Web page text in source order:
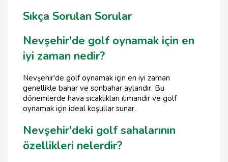
Sıkça Sorulan Sorular
Nevşehir'de golf oynamak için en
iyi zaman nedir?
Nevşehir'de golf oynamak için en iyi zaman
genellikle bahar ve sonbahar aylarıdır. Bu
dönemlerde hava sıcaklıkları ılımandır ve golf
oynamak için ideal koşullar sunar.
Nevşehir'deki golf sahalarının
özellikleri nelerdir?